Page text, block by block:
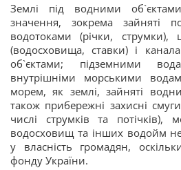
Землі під водними
значення, зокрема зайняті
водотоками (річки,
(водосховища, ставки) і
об`єктами; підземними
внутрішніми морськими
морем, як землі, зайняті
також прибережні захисні
числі струмків та потічків),
водосховищ та інших водойм
у власність громадян,
фонду України.